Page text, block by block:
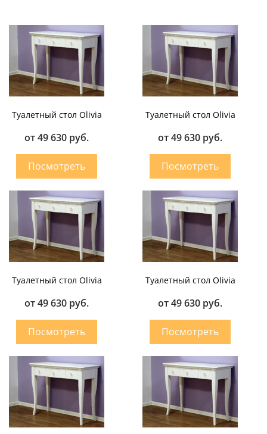
Туалетный стол Olivia
от 49 630 руб.
Туалетный стол Olivia
от 49 630 руб.
Туалетный стол Olivia
от 49 630 руб.
Туалетный стол Olivia
от 49 630 руб.